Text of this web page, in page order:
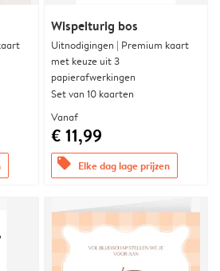
Wispelturig bos
Uitnodigingen | Premium kaart
met keuze uit 3
papierafwerkingen
Set van 10 kaarten
Vanaf
€ 11,99
offers Elke dag lage prijzen